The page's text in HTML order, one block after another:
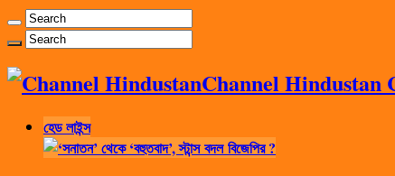
Channel Hindustan
হেড লাইন্স